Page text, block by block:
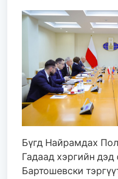
Бүгд Найрамдах
Гадаад хэргийн
Бартошевски